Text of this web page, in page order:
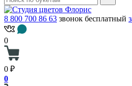
8 800 700 86 63 звонок бесплатный
0
0 ₽
0